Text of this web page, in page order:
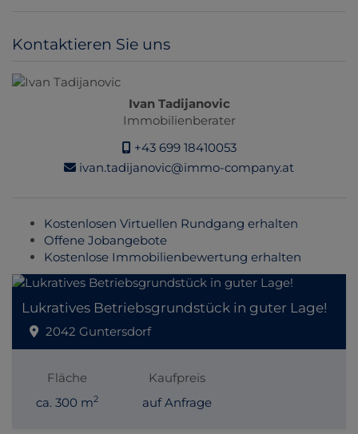
Kontaktieren Sie uns
Ivan Tadijanovic
Immobilienberater
+43 699 18410053
ivan.tadijanovic@immo-company.at
Kostenlosen Virtuellen Rundgang erhalten
Offene Jobangebote
Kostenlose Immobilienbewertung erhalten
Lukratives Betriebsgrundstück in guter Lage!
2042 Guntersdorf
Fläche
ca. 300 m2
Kaufpreis
auf Anfrage